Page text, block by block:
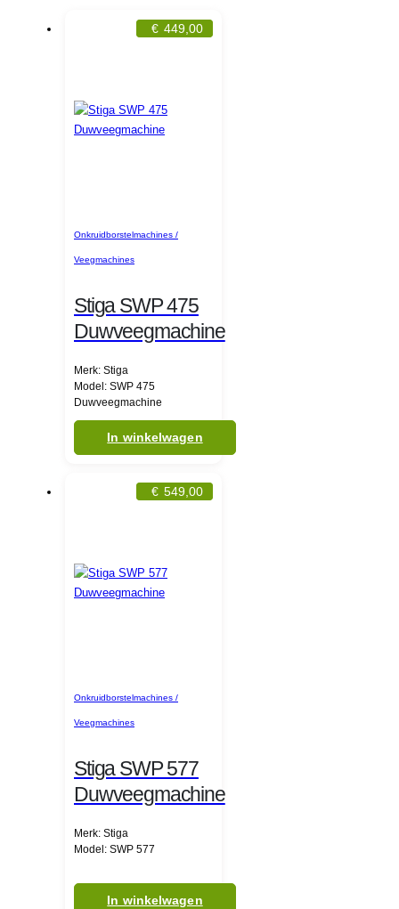
€ 449,00
Onkruidborstelmachines /
Veegmachines
Stiga SWP 475
Duwveegmachine
Merk: Stiga
Model: SWP 475
Duwveegmachine
In winkelwagen
€ 549,00
Onkruidborstelmachines /
Veegmachines
Stiga SWP 577
Duwveegmachine
Merk: Stiga
Model: SWP 577
In winkelwagen